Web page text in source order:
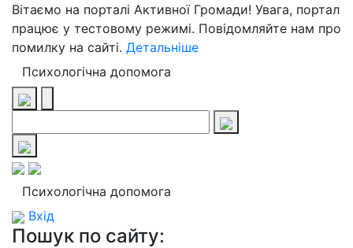
Вітаємо на порталі Активної Громади! Увага, портал
працює у тестовому режимі. Повідомляйте нам про
помилку на сайті. Детальніше
Психологічна допомога
Психологічна допомога
Вхід
Пошук по сайту: